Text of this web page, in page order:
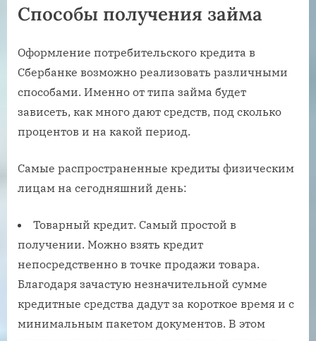
Способы получения займа
Оформление потребительского кредита в
Сбербанке возможно реализовать различными
способами. Именно от типа займа будет
зависеть, как много дают средств, под сколько
процентов и на какой период.
Самые распространенные кредиты физическим
лицам на сегодняшний день:
Товарный кредит. Самый простой в
получении. Можно взять кредит
непосредственно в точке продажи товара.
Благодаря зачастую незначительной сумме
кредитные средства дадут за короткое время и с
минимальным пакетом документов. В этом